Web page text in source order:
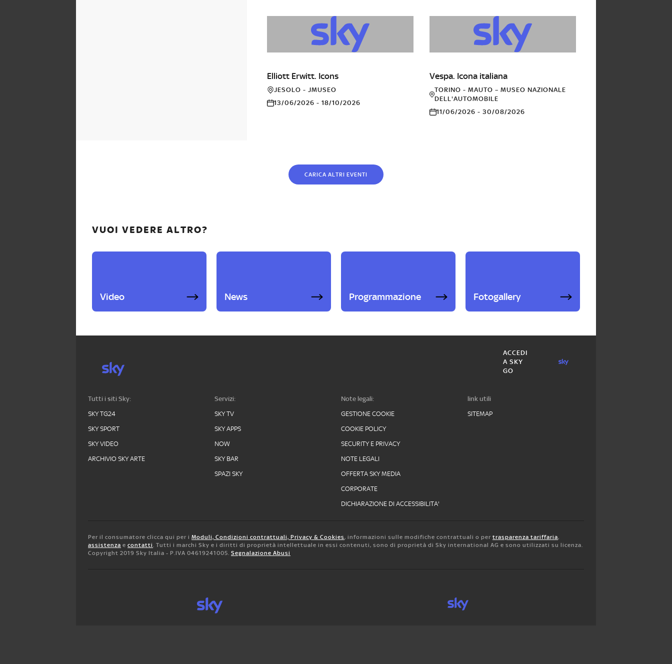
Elliott Erwitt. Icons
JESOLO - JMUSEO
13/06/2026 - 18/10/2026
Vespa. Icona italiana
TORINO - MAUTO – MUSEO NAZIONALE
DELL'AUTOMOBILE
11/06/2026 - 30/08/2026
CARICA ALTRI EVENTI
VUOI VEDERE ALTRO?
Video News Programmazione Fotogallery
ACCEDI
A SKY
GO
Tutti i siti Sky:
SKY TG24
SKY SPORT
SKY VIDEO
ARCHIVIO SKY ARTE
Servizi:
SKY TV
SKY APPS
NOW
SKY BAR
SPAZI SKY
Note legali:
GESTIONE COOKIE
COOKIE POLICY
SECURITY E PRIVACY
NOTE LEGALI
OFFERTA SKY MEDIA
CORPORATE
DICHIARAZIONE DI ACCESSIBILITA'
link utili
SITEMAP
Per il consumatore clicca qui per i Moduli, Condizioni contrattuali, Privacy & Cookies, informazioni sulle modifiche contrattuali o per trasparenza tariffaria,
assistenza e contatti. Tutti i marchi Sky e i diritti di proprietà intellettuale in essi contenuti, sono di proprietà di Sky international AG e sono utilizzati su licenza.
Copyright 2019 Sky Italia - P.IVA 04619241005. Segnalazione Abusi